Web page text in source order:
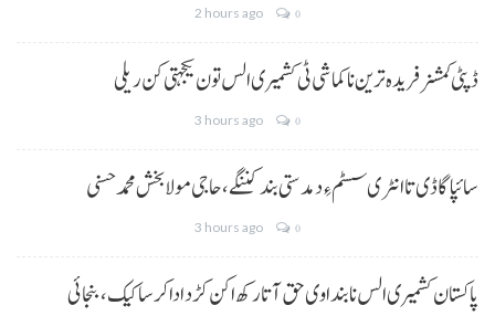
2 hours ago 0
ڈپٹی کمشنر فریدہ ترین نا کماشی ٹی کشمیری الس تون یکجہتی کن ریلی
3 hours ago 0
سائپا گاڈی تا انٹری سسٹم ءِ دمدستی بند کننگے، حاجی مولا بخش محمد حسنی
3 hours ago 0
پاکستان کشمیری الس نا بنداوی حق آتا رکھ اکن کڑد ادا کرسا کیک ،بنجائی